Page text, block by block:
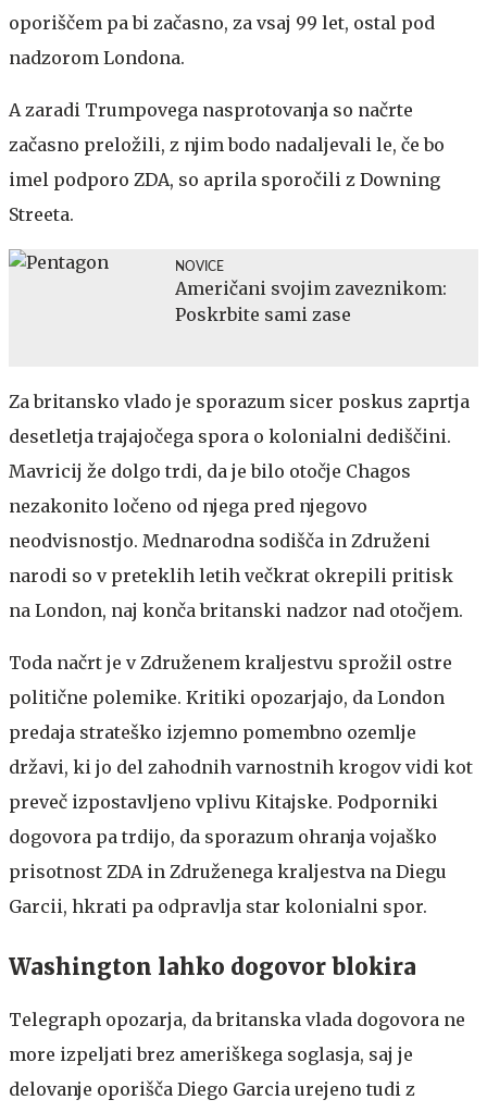
oporiščem pa bi začasno, za vsaj 99 let, ostal pod
nadzorom Londona.
A zaradi Trumpovega nasprotovanja so načrte
začasno preložili, z njim bodo nadaljevali le, če bo
imel podporo ZDA, so aprila sporočili z Downing
Streeta.
NOVICE
Američani svojim zaveznikom:
Poskrbite sami zase
Za britansko vlado je sporazum sicer poskus zaprtja
desetletja trajajočega spora o kolonialni dediščini.
Mavricij že dolgo trdi, da je bilo otočje Chagos
nezakonito ločeno od njega pred njegovo
neodvisnostjo. Mednarodna sodišča in Združeni
narodi so v preteklih letih večkrat okrepili pritisk
na London, naj konča britanski nadzor nad otočjem.
Toda načrt je v Združenem kraljestvu sprožil ostre
politične polemike. Kritiki opozarjajo, da London
predaja strateško izjemno pomembno ozemlje
državi, ki jo del zahodnih varnostnih krogov vidi kot
preveč izpostavljeno vplivu Kitajske. Podporniki
dogovora pa trdijo, da sporazum ohranja vojaško
prisotnost ZDA in Združenega kraljestva na Diegu
Garcii, hkrati pa odpravlja star kolonialni spor.
Washington lahko dogovor blokira
Telegraph opozarja, da britanska vlada dogovora ne
more izpeljati brez ameriškega soglasja, saj je
delovanje oporišča Diego Garcia urejeno tudi z